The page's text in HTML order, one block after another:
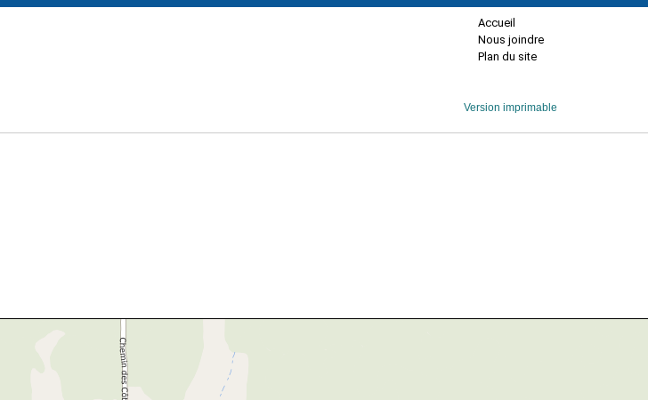
Accueil
Nous joindre
Plan du site
Version imprimable